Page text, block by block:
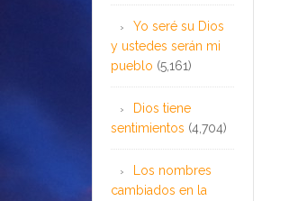
Yo seré su Dios
y ustedes serán mi
pueblo (5,161)
Dios tiene
sentimientos (4,704)
Los nombres
cambiados en la